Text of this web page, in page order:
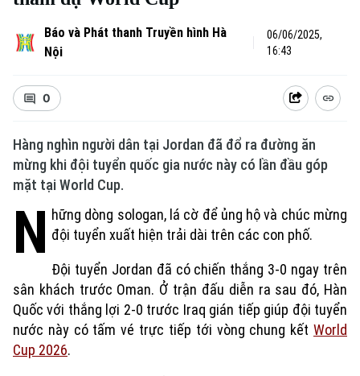
Báo và Phát thanh Truyền hình Hà
Nội
06/06/2025,
16:43
0
Hàng nghìn người dân tại Jordan đã đổ ra đường ăn
mừng khi đội tuyển quốc gia nước này có lần đầu góp
mặt tại World Cup.
N hững dòng sologan, lá cờ để ủng hộ và chúc mừng
đội tuyển xuất hiện trải dài trên các con phố.
Đội tuyển Jordan đã có chiến thắng 3-0 ngay trên
sân khách trước Oman. Ở trận đấu diễn ra sau đó, Hàn
Quốc với thắng lợi 2-0 trước Iraq gián tiếp giúp đội tuyển
nước này có tấm vé trực tiếp tới vòng chung kết World
Cup 2026.